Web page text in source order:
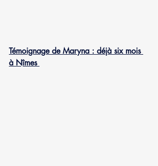
Témoignage de Maryna : déjà six mois
à Nîmes